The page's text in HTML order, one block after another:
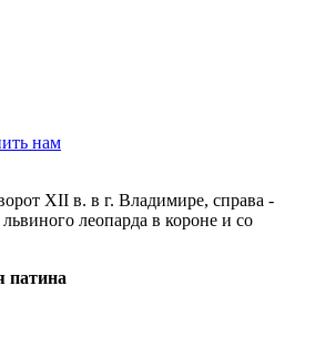
нам
XII в. в г. Владимире, справа -
леопарда в короне и со
патина